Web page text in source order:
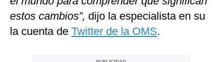
estos cambios”, dijo la especialista en su
la cuenta de Twitter de la OMS.